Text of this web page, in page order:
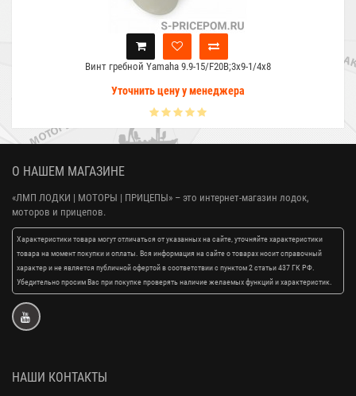
Винт гребной Yamaha 9.9-15/F20B;3x9-1/4x8
Уточнить цену у менеджера
О НАШЕМ МАГАЗИНЕ
«ЛМП ЛОДКИ | МОТОРЫ | ПРИЦЕПЫ» – это интернет-магазин лодок,
моторов и прицепов.
Характеристики товара могут отличаться от указанных на сайте, уточняйте характеристики
товара на момент покупки и оплаты. Вся информация на сайте о товарах носит справочный
характер и не является публичной офертой в соответствии с пунктом 2 статьи 437 ГК РФ.
Убедительно просим Вас при покупке проверять наличие желаемых функций и характеристик.
НАШИ КОНТАКТЫ